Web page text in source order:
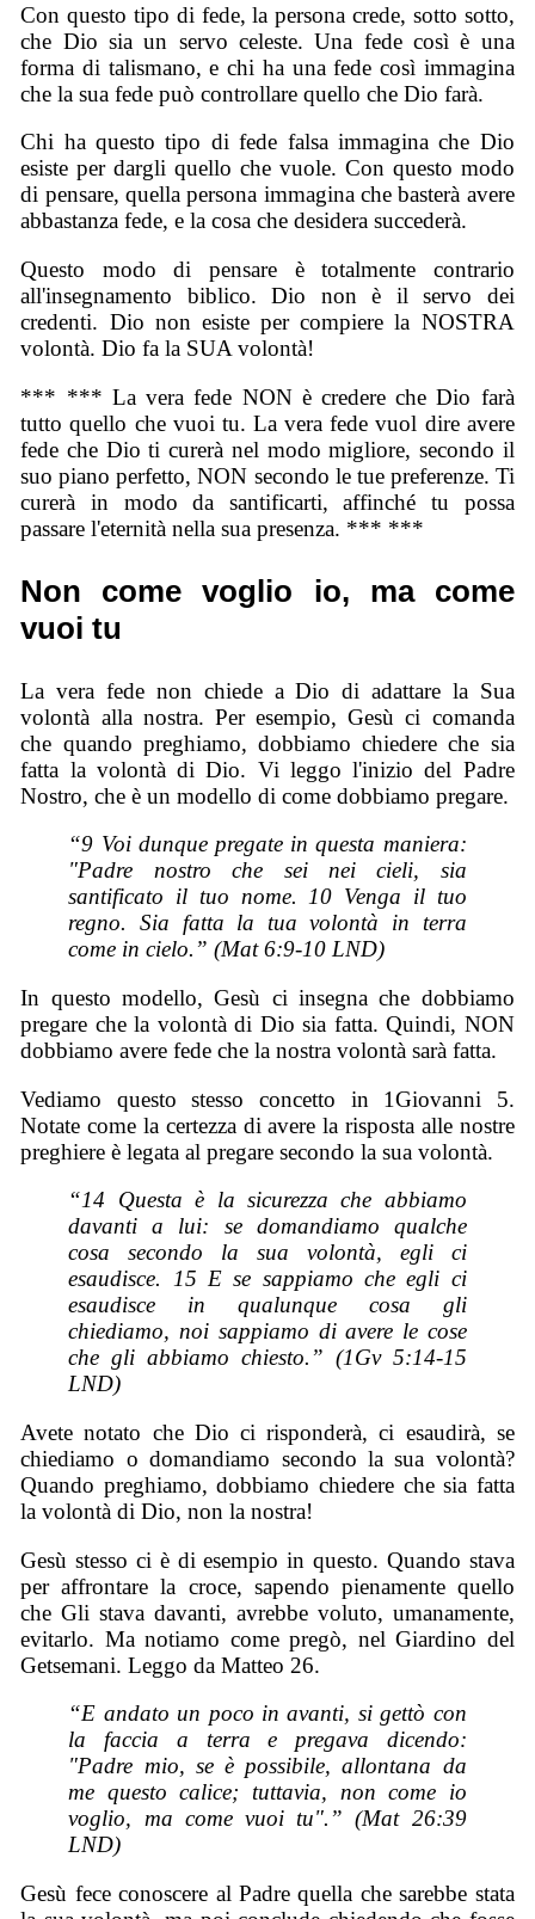
Con questo tipo di fede, la persona crede, sotto sotto,
che Dio sia un servo celeste. Una fede così è una
forma di talismano, e chi ha una fede così immagina
che la sua fede può controllare quello che Dio farà.
Chi ha questo tipo di fede falsa immagina che Dio
esiste per dargli quello che vuole. Con questo modo
di pensare, quella persona immagina che basterà avere
abbastanza fede, e la cosa che desidera succederà.
Questo modo di pensare è totalmente contrario
all'insegnamento biblico. Dio non è il servo dei
credenti. Dio non esiste per compiere la NOSTRA
volontà. Dio fa la SUA volontà!
*** *** La vera fede NON è credere che Dio farà
tutto quello che vuoi tu. La vera fede vuol dire avere
fede che Dio ti curerà nel modo migliore, secondo il
suo piano perfetto, NON secondo le tue preferenze. Ti
curerà in modo da santificarti, affinché tu possa
passare l'eternità nella sua presenza. *** ***
Non come voglio io, ma come
vuoi tu
La vera fede non chiede a Dio di adattare la Sua
volontà alla nostra. Per esempio, Gesù ci comanda
che quando preghiamo, dobbiamo chiedere che sia
fatta la volontà di Dio. Vi leggo l'inizio del Padre
Nostro, che è un modello di come dobbiamo pregare.
“9 Voi dunque pregate in questa maniera:
"Padre nostro che sei nei cieli, sia
santificato il tuo nome. 10 Venga il tuo
regno. Sia fatta la tua volontà in terra
come in cielo.” (Mat 6:9-10 LND)
In questo modello, Gesù ci insegna che dobbiamo
pregare che la volontà di Dio sia fatta. Quindi, NON
dobbiamo avere fede che la nostra volontà sarà fatta.
Vediamo questo stesso concetto in 1Giovanni 5.
Notate come la certezza di avere la risposta alle nostre
preghiere è legata al pregare secondo la sua volontà.
“14 Questa è la sicurezza che abbiamo
davanti a lui: se domandiamo qualche
cosa secondo la sua volontà, egli ci
esaudisce. 15 E se sappiamo che egli ci
esaudisce in qualunque cosa gli
chiediamo, noi sappiamo di avere le cose
che gli abbiamo chiesto.” (1Gv 5:14-15
LND)
Avete notato che Dio ci risponderà, ci esaudirà, se
chiediamo o domandiamo secondo la sua volontà?
Quando preghiamo, dobbiamo chiedere che sia fatta
la volontà di Dio, non la nostra!
Gesù stesso ci è di esempio in questo. Quando stava
per affrontare la croce, sapendo pienamente quello
che Gli stava davanti, avrebbe voluto, umanamente,
evitarlo. Ma notiamo come pregò, nel Giardino del
Getsemani. Leggo da Matteo 26.
“E andato un poco in avanti, si gettò con
la faccia a terra e pregava dicendo:
"Padre mio, se è possibile, allontana da
me questo calice; tuttavia, non come io
voglio, ma come vuoi tu".” (Mat 26:39
LND)
Gesù fece conoscere al Padre quella che sarebbe stata